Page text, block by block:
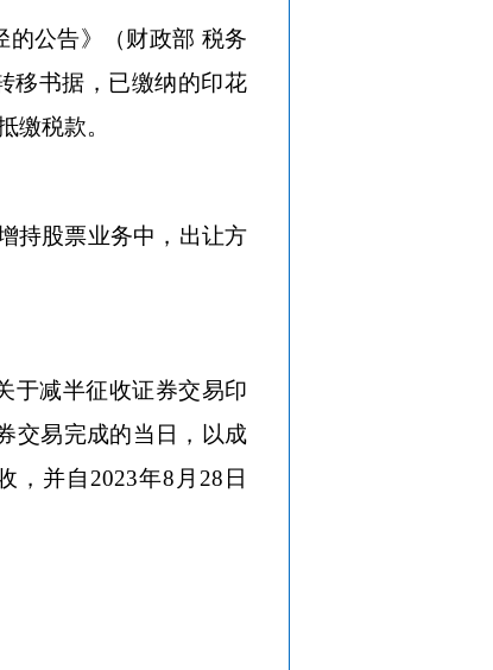
的公告》（财政部 税务
移书据，已缴纳的印花
缴税款。
持股票业务中，出让方
于减半征收证券交易印
交易完成的当日，以成
并自2023年8月28日